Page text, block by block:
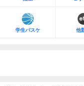
学生バスケ 他